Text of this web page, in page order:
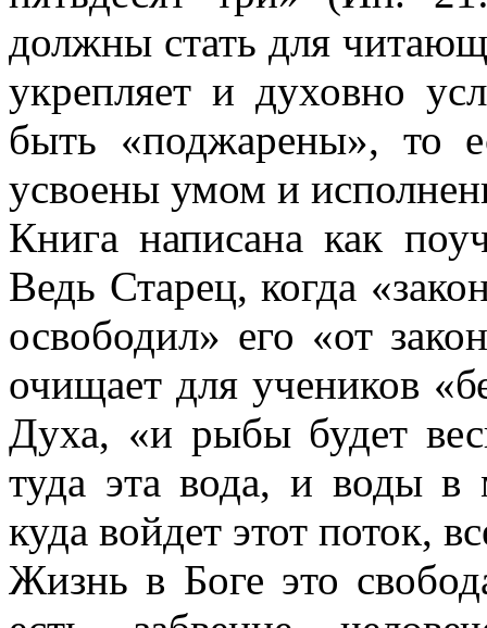
должны стать для
укрепляет и духовно
быть «поджарены», то
усвоены умом и
Книга написана как
Ведь Старец, когда
освободил» его «от
очищает для учеников
Духа, «и рыбы будет
туда эта вода, и воды в
куда войдет этот поток,
Жизнь в Боге это